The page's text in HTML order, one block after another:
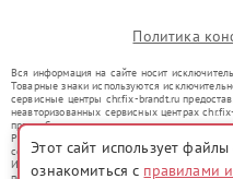
Политика
Вся информация на сайте носит
Товарные знаки используются
сервисные центры chr.fix-brandt.ru
неавторизованных сервисных центрах
правообладателями товарных знаков или
Ремонт осуществляется для устройств, уже
со статьей 1487 ГК РФ.
Использование товарных знаков не
Этот сайт использует
ознакомиться с правилами